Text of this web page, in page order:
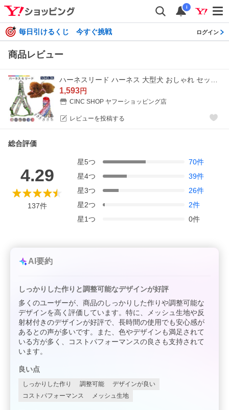
i
毎日引けるくじ 今すぐ挑戦 ログイン
商品レビュー
1,593円
CINC SHOP ヤフーショッピング店
レビューを投稿する
総合評価
4.29
137件
星5つ 70件
星4つ 39件
星3つ 26件
星2つ 2件
星1つ 0件
AI要約
しっかりした作りと調整可能なデザインが好評
多くのユーザーが、商品のしっかりした作りや調整可能な
デザインを高く評価しています。特に、メッシュ生地や反
射材付きのデザインが好評で、長時間の使用でも安心感が
あるとの声が多いです。また、色やデザインも満足されて
いる方が多く、コストパフォーマンスの良さも支持されて
います。
良い点
しっかりした作り 調整可能
デザインが良い
コストパフォーマンス
メッシュ生地